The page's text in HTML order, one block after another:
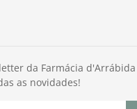
da Farmácia
as novidades!